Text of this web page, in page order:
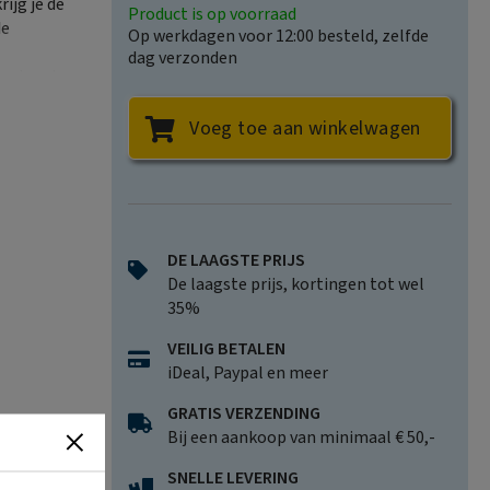
Product is op voorraad
Op werkdagen voor 12:00 besteld, zelfde
dag verzonden
Voeg toe aan winkelwagen
DE LAAGSTE PRIJS
De laagste prijs, kortingen tot wel
35%
VEILIG BETALEN
iDeal, Paypal en meer
GRATIS VERZENDING
Bij een aankoop van minimaal € 50,-
SNELLE LEVERING